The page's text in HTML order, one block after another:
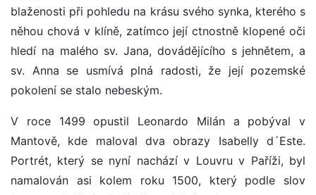
blaženosti při pohledu na krásu svého synka, kterého s
něhou chová v klíně, zatímco její ctnostně klopené oči
hledí na malého sv. Jana, dovádějícího s jehnětem, a
sv. Anna se usmívá plná radosti, že její pozemské
pokolení se stalo nebeským.
V roce 1499 opustil Leonardo Milán a pobýval v
Mantově, kde maloval dva obrazy Isabelly d´Este.
Portrét, který se nyní nachází v Louvru v Paříži, byl
namalován asi kolem roku 1500, který podle slov